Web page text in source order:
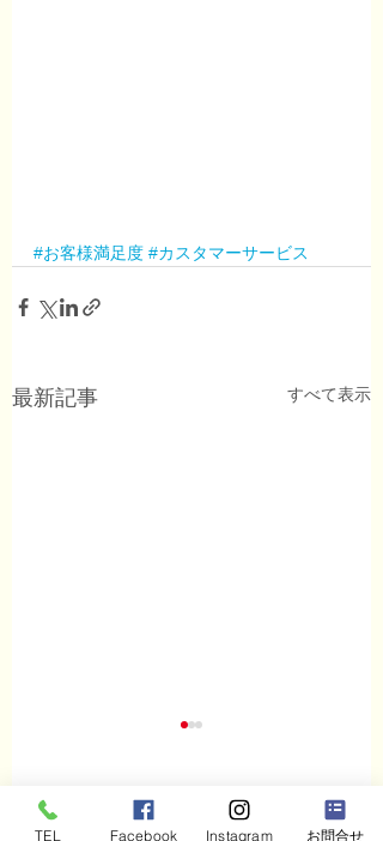
#お客様満足度 #カスタマーサービス
最新記事 すべて表示
コメント
TEL Facebook Instagram お問合せ